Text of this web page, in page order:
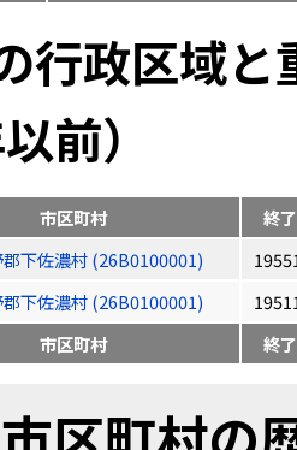
行政区域
前）
市区町村
終
下佐濃村 (26B0100001)
下佐濃村 (26B0100001)
市区町村 終